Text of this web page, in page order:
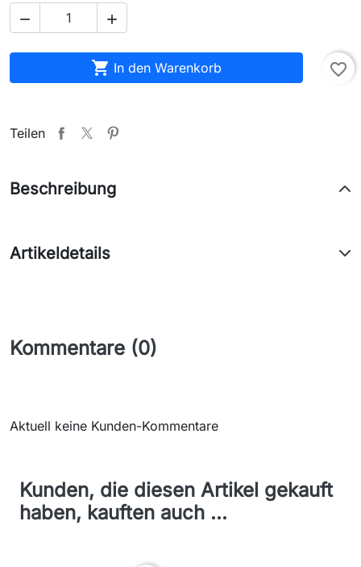
 
 In den Warenkorb favorite_border
Teilen
Beschreibung
Artikeldetails
Kommentare (0)
Aktuell keine Kunden-Kommentare
Kunden, die diesen Artikel gekauft
haben, kauften auch ...